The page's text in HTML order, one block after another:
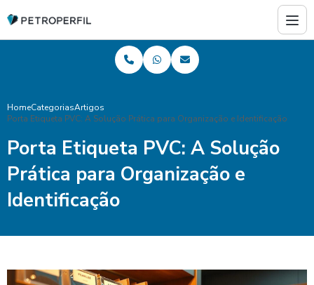
HomeCategoriasArtigos
Porta Etiqueta PVC: A Solução Prática para Organização e Identificação
Porta Etiqueta PVC: A Solução
Prática para Organização e
Identificação